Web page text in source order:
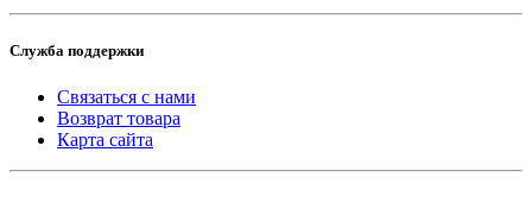
Служба поддержки
Связаться с нами
Возврат товара
Карта сайта